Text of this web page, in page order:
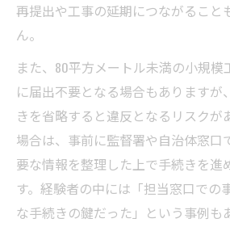
再提出や工事の延期につながること
ん。
また、80平方メートル未満の小規模
に届出不要となる場合もありますが
きを省略すると違反となるリスクが
場合は、事前に監督署や自治体窓口
要な情報を整理した上で手続きを進
す。経験者の中には「担当窓口での
な手続きの鍵だった」という事例も